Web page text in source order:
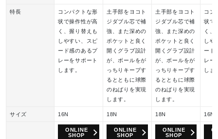
特長
コンパクトな形
状で操作性が高
く、握り替えも
しやすい、スピ
ード感のあるプ
レーをサポート
します。
土手部をヨコト
ジダブル芯で補
強、また深めの
ポケットと良く
開くグラブ設計
が、ボールをが
っちりキープす
るとともに球際
のねばりを実現
します。
土手部をヨコト
ジダブル芯で補
強、また深めの
ポケットと良く
開くグラブ設計
が、ボールをが
っちりキープす
るとともに球際
のねばりを実現
します。
コン
状で
く、
しや
ード
レー
しま
サイズ 16N 18N 18N 16N
ONLINE
SHOP
ONLINE
SHOP
ONLINE
SHOP